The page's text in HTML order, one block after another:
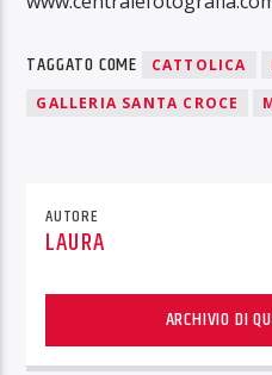
TAGGATO COME CATTOLICA
GALLERIA SANTA CROCE
AUTORE
LAURA
ARCHIVIO DI